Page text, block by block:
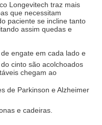
Longevitech traz mais
que necessitam
paciente se incline tanto
assim quedas e
engate em cada lado e
cinto são acolchoados
chegam ao
de Parkinson e Alzheimer
e cadeiras.